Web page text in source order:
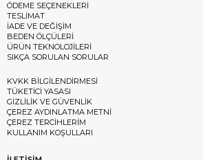
ÖDEME SEÇENEKLERİ
TESLİMAT
İADE VE DEĞİŞİM
BEDEN ÖLÇÜLERİ
ÜRÜN TEKNOLOJİLERİ
SIKÇA SORULAN SORULAR
KVKK BİLGİLENDİRMESİ
TÜKETİCİ YASASI
GİZLİLİK VE GÜVENLİK
ÇEREZ AYDINLATMA METNİ
ÇEREZ TERCİHLERİM
KULLANIM KOŞULLARI